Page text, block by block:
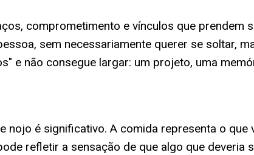
comprometimento e vínculos que prendem
sem necessariamente querer se soltar,
e não consegue largar: um projeto, uma
é significativo. A comida representa o que
refletir a sensação de que algo que deveria